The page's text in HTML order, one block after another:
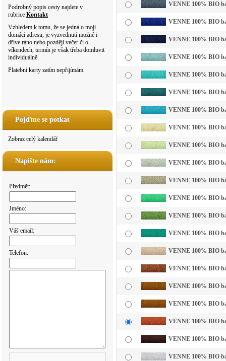
Podrobný popis cesty najdete v
rubrice Kontakt
Vzhledem k tomu, že se jedná o moji
domácí adresu, je vyzvednutí možné i
dříve ráno nebo později večer či o
víkendech, termín je však třeba domluvit
individuálně.
Platební karty zatím nepřijímám.
Pojďme se potkat
Zobraz celý kalendář
Napište nám:
Předmět:
Jméno:
Váš email:
Telefon:
VENNE 100% BIO
VENNE 100% BIO
VENNE 100% BIO
VENNE 100% BIO
VENNE 100% BIO
VENNE 100% BIO
VENNE 100% BIO
VENNE 100% BIO
VENNE 100% BIO
VENNE 100% BIO
VENNE 100% BIO
VENNE 100% BIO
VENNE 100% BIO
VENNE 100% BIO
VENNE 100% BIO
VENNE 100% BIO
VENNE 100% BIO
VENNE 100% BIO
VENNE 100% BIO
VENNE 100% BIO
VENNE 100% BIO